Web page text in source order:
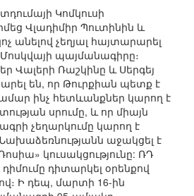
Կոմկուսի
Վլադիմիր Պուտինին և
անելով չեղյալ հայտարարել
պայմանագիրը։
Վալերի Ռաշկինը և Սերգեյ
են, որ Թուրքիան պետք է
ինչ հետևանքներ կարող է
սրումը, և որ միայն
չեղարկումը կարող է
աջակցել է
կուսակցությունը: ՌԴ
դիտարկել օրենքով
Ի դեպ, մարտի 16-ին